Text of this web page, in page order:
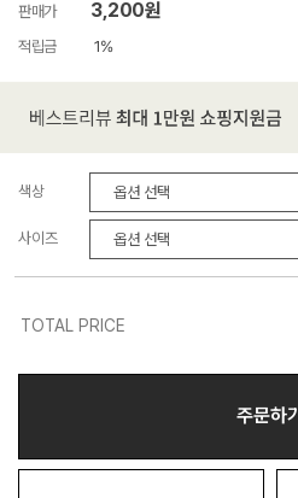
판매가 3,200원
적립금 1%
색상
사이즈
TOTAL PRICE
주문하기